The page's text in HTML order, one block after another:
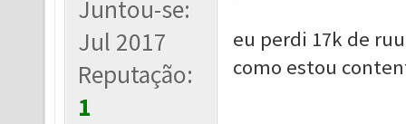
Juntou-se:
Jul 2017
Reputação:
1
eu perdi 17k de
como estou